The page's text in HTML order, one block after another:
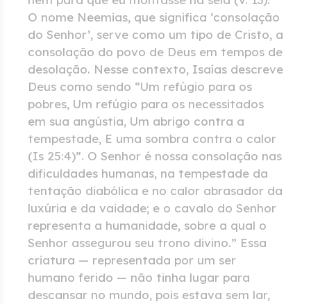
O nome Neemias, que significa ‘consolação
do Senhor’, serve como um tipo de Cristo, a
consolação do povo de Deus em tempos de
desolação. Nesse contexto, Isaías descreve
Deus como sendo “Um refúgio para os
pobres, Um refúgio para os necessitados
em sua angústia, Um abrigo contra a
tempestade, E uma sombra contra o calor
(Is 25:4)”. O Senhor é nossa consolação nas
dificuldades humanas, na tempestade da
tentação diabólica e no calor abrasador da
luxúria e da vaidade; e o cavalo do Senhor
representa a humanidade, sobre a qual o
Senhor assegurou seu trono divino.” Essa
criatura — representada por um ser
humano ferido — não tinha lugar para
descansar no mundo, pois estava sem lar,